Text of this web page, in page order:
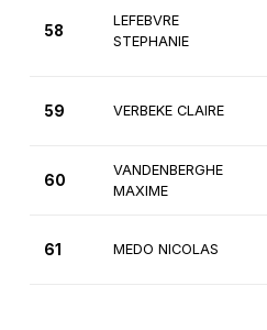
58
LEFEBVRE
STEPHANIE
59 VERBEKE CLAIRE
60
VANDENBERGHE
MAXIME
61 MEDO NICOLAS